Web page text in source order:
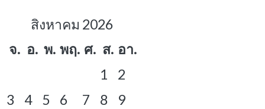
สิงหาคม 2026
จ. อ. พ. พฤ. ศ. ส. อา.
1
2
3
4 5 6 7 8
9